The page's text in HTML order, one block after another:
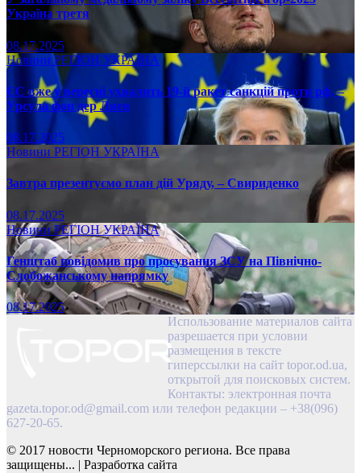
Україна третя
08.17.2025
НовиниРЕГІОН УКРАЇНА
ЄС вже у вересні ухвалить 19-й ракет санкцій проти рф, –
Урсула фон дер Ляєн
08.17.2025
Новини РЕГІОН УКРАЇНА
Завтра презентуємо план дій Уряду, – Свириденко
08.17.2025
НовиниРЕГІОНУКРАЇНА
Генштаб повідомив про просування ЗСУ на Північно-
Слобожанському напрямку
08.17.2025
Использование материалов сайта
разрешается при условии
размещения в тексте
гиперссылки на сайт topor.od.ua,
открытой для поисковых систем.
Контакты: электронная почта
gazeta.topor.od@gmail.com или телефон редакции – +38(096)
627-20-65.
© 2017 новости Черноморского региона. Все права
защищены... | Разработка сайта